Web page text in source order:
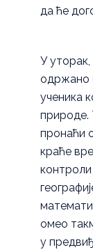
да ће
У уторак,
одржано
ученика
природе.
пронаћи
краће
контроли
омео
у